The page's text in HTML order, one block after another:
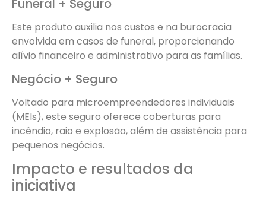
Funeral + Seguro
Este produto auxilia nos custos e na burocracia
envolvida em casos de funeral, proporcionando
alívio financeiro e administrativo para as famílias.
Negócio + Seguro
Voltado para microempreendedores individuais
(MEIs), este seguro oferece coberturas para
incêndio, raio e explosão, além de assistência para
pequenos negócios.
Impacto e resultados da
iniciativa